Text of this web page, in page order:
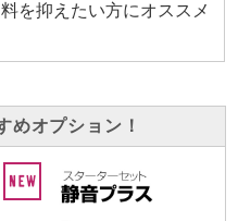
を抑えたい方にオススメ
めオプション！